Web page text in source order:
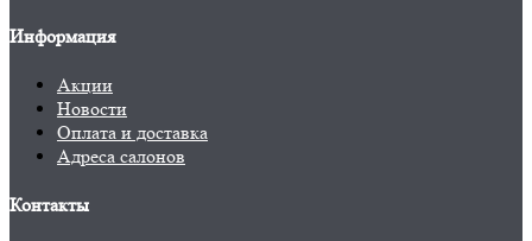
Информация
Акции
Новости
Оплата и доставка
Адреса салонов
Контакты